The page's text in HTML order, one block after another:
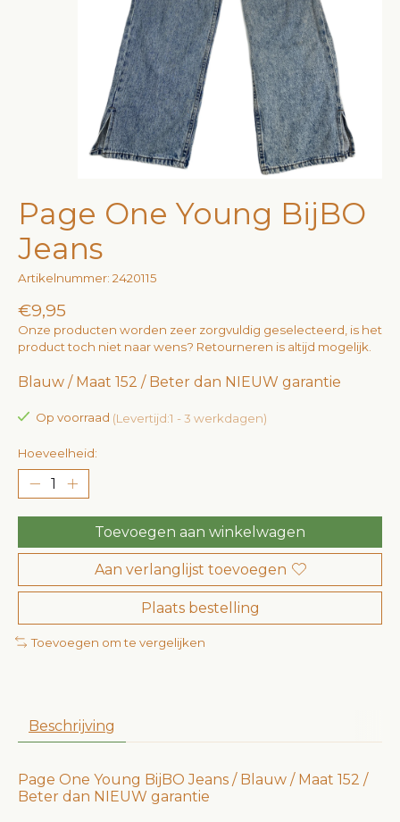
Page One Young BijBO
Jeans
Artikelnummer: 2420115
€9,95
Onze producten worden zeer zorgvuldig geselecteerd, is het
product toch niet naar wens? Retourneren is altijd mogelijk.
Blauw / Maat 152 / Beter dan NIEUW garantie
Op voorraad (Levertijd:1 - 3 werkdagen)
Hoeveelheid:
Toevoegen aan winkelwagen
Aan verlanglijst toevoegen
Plaats bestelling
Toevoegen om te vergelijken
Beschrijving
Page One Young BijBO Jeans / Blauw / Maat 152 /
Beter dan NIEUW garantie